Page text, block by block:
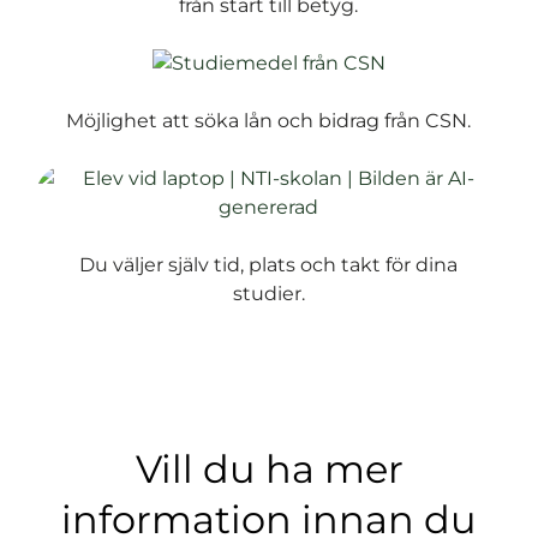
från start till betyg.
Möjlighet att söka lån och bidrag från CSN.
Du väljer själv tid, plats och takt för dina
studier.
Vill du ha mer
information innan du